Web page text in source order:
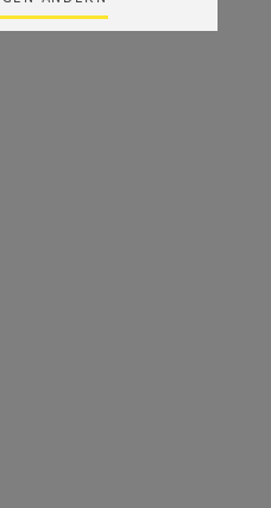
wie die Anbieter der
verarbeiten. Weitere
sowie in unserer Cookie
und „Vimeo”.